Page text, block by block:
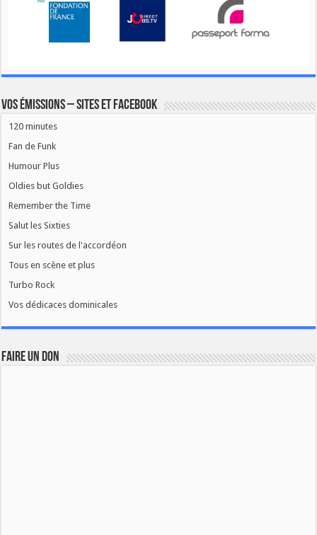
Vos émissions – Sites et Facebook
120 minutes
Fan de Funk
Humour Plus
Oldies but Goldies
Remember the Time
Salut les Sixties
Sur les routes de l'accordéon
Tous en scène et plus
Turbo Rock
Vos dédicaces dominicales
FAIRE UN DON